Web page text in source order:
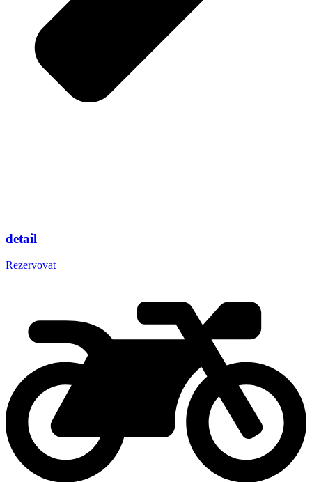
detail
Rezervovat